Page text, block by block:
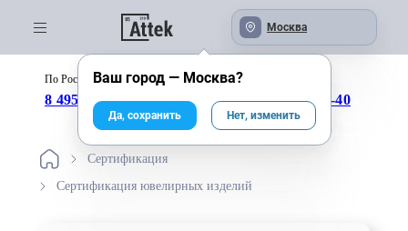
Москва
По России бесплатно:
8 495 246-04-43 8 800 333-25-40
Сертификация
Сертификация ювелирных изделий
Ваш город — Москва?
Да, сохранить Нет, изменить